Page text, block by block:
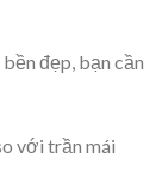
đẹp, bạn cần
với trần mái